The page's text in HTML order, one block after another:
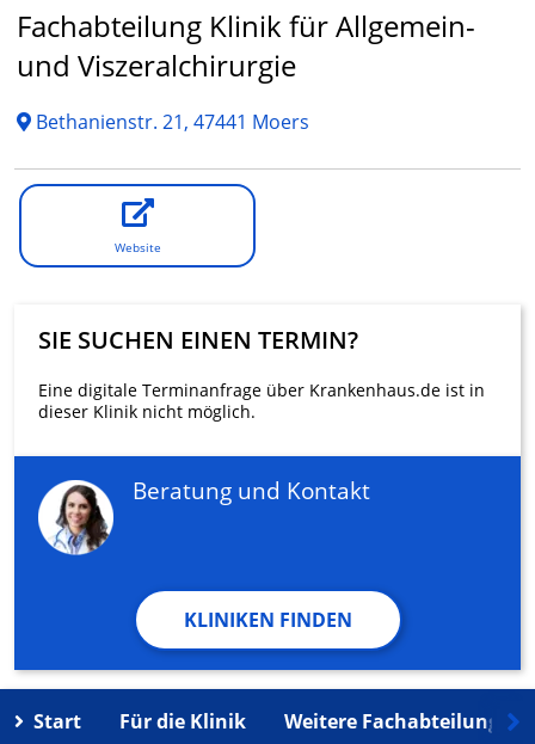
Fachabteilung Klinik für Allgemein-
und Viszeralchirurgie
Bethanienstr. 21, 47441 Moers
Website
SIE SUCHEN EINEN TERMIN?
Eine digitale Terminanfrage über Krankenhaus.de ist in
dieser Klinik nicht möglich.
Beratung und Kontakt
KLINIKEN FINDEN
Start Für die Klinik Weitere Fachabteilungen